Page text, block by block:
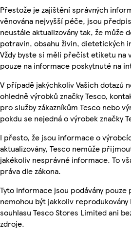
Přestože je zajištění správných
věnována nejvyšší péče, jsou
neustále aktualizovány tak, že může
potravin, obsahu živin, dietetických
Vždy byste si měli přečíst etiketu na
pouze na informace poskytnuté na
V případě jakýchkoliv Vašich dotazů
ohledně výrobků značky Tesco,
pro služby zákazníkům Tesco nebo
pokdu se nejedná o výrobek značky
I přesto, že jsou informace o
aktualizovány, Tesco nemůže
jakékoliv nesprávné informace. To
práva dle zákona.
Tyto informace jsou podávány
nemohou být jakkoliv
souhlasu Tesco Stores Limited ani
zdroje.